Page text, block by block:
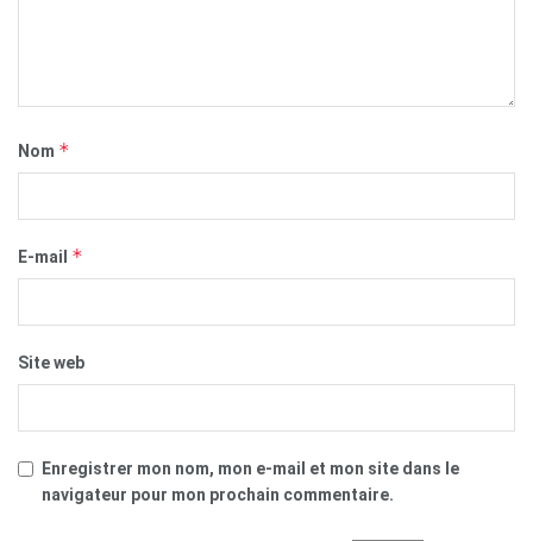
Nom *
E-mail *
Site web
Enregistrer mon nom, mon e-mail et mon site dans le
navigateur pour mon prochain commentaire.